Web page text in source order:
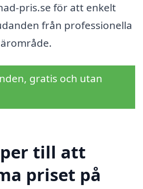
pris.se för att enkelt
från professionella
gratis och utan
till att
priset på